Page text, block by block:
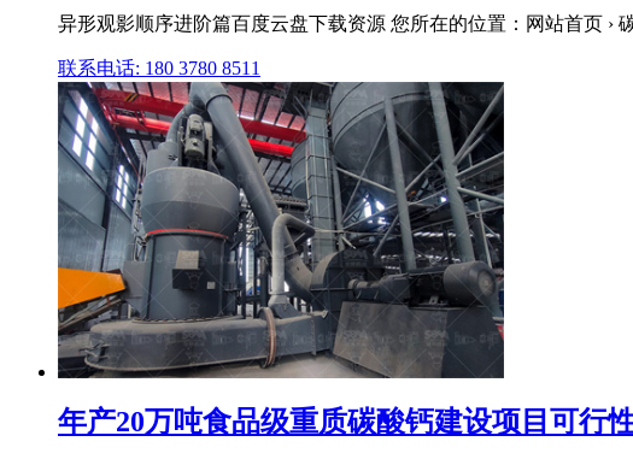
异形观影顺序进阶篇百度云盘下载资源 您所在的位置：网站首页 ›
联系电话: 180 3780 8511
年产20万吨食品级重质碳酸钙建设项目可行